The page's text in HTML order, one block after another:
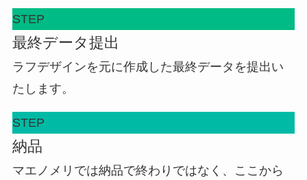
STEP
最終データ提出
ラフデザインを元に作成した最終データを提出い
たします。
STEP
納品
マエノメリでは納品で終わりではなく、ここから